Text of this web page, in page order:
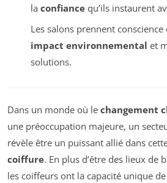
la confiancequ’ils instaurent
Les salons prennent
impact environnemental et
solutions.
Dans un monde où le changement
une préoccupation majeure, un
révèle être un puissant allié dans
coiffure. En plus d’être des lieux de
les coiffeurs ont la capacité unique